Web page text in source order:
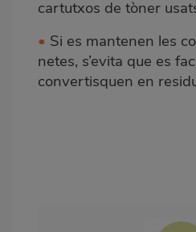
cartutxos de tòner
• Si es mantenen les
netes, s’evita que es
convertisquen en